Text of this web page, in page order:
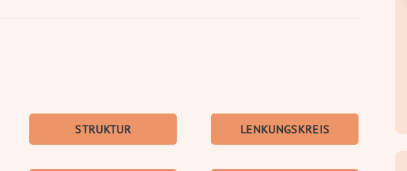
STRUKTUR LENKUNGS­KREIS